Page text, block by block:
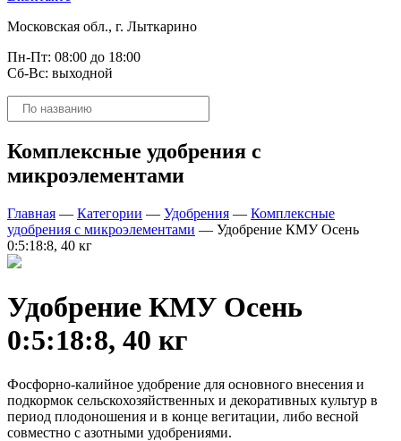
Московская обл., г. Лыткарино
Пн-Пт: 08:00 до 18:00
Сб-Вс: выходной
Поиск
товаров
Комплексные удобрения с
микроэлементами
Главная — Категории — Удобрения — Комплексные
удобрения с микроэлементами — Удобрение КМУ Осень
0:5:18:8, 40 кг
Удобрение КМУ Осень
0:5:18:8, 40 кг
Фосфорно-калийное удобрение для основного внесения и
подкормок сельскохозяйственных и декоративных культур в
период плодоношения и в конце вегитации, либо весной
совместно с азотными удобрениями.